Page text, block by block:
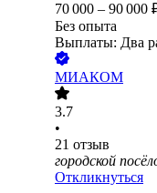
70 000 – 90 000
Без опыта
Выплаты: Два
МИАКОМ
3.7
•
21 отзыв
городской
Откликнуться